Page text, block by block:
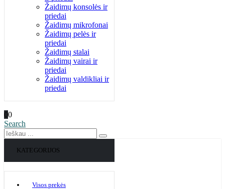
Žaidimų konsolės ir
priedai
Žaidimų mikrofonai
Žaidimų pelės ir
priedai
Žaidimų stalai
Žaidimų vairai ir
priedai
Žaidimų valdikliai ir
priedai
00
Search
KATEGORIJOS
Visos prekės